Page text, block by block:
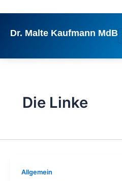
springen
Dr. Malte Kaufmann MdB
Die Linke
Allgemein